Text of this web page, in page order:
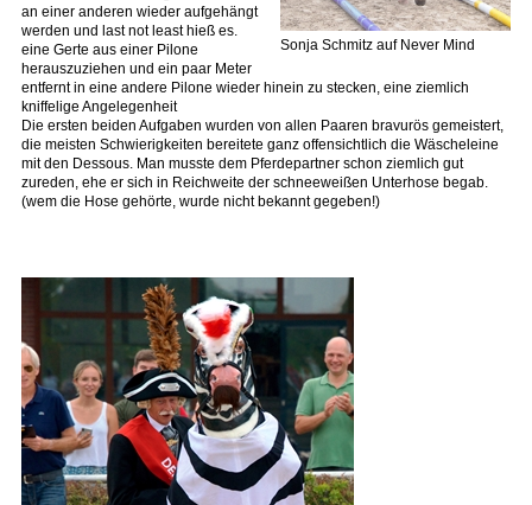
Sonja Schmitz auf Never Mind
an einer anderen wieder aufgehängt
werden und last not least hieß es.
eine Gerte aus einer Pilone
herauszuziehen und ein paar Meter
entfernt in eine andere Pilone wieder hinein zu stecken, eine ziemlich
kniffelige Angelegenheit
Die ersten beiden Aufgaben wurden von allen Paaren bravurös gemeistert,
die meisten Schwierigkeiten bereitete ganz offensichtlich die Wäscheleine
mit den Dessous. Man musste dem Pferdepartner schon ziemlich gut
zureden, ehe er sich in Reichweite der schneeweißen Unterhose begab.
(wem die Hose gehörte, wurde nicht bekannt gegeben!)